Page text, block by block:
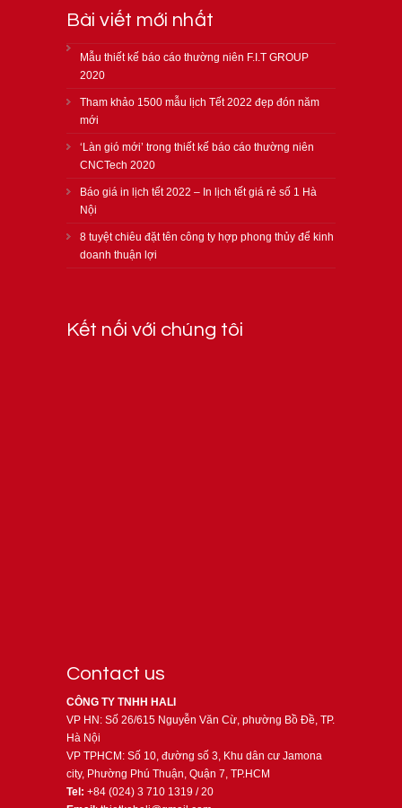
Bài viết mới nhất
Mẫu thiết kế báo cáo thường niên F.I.T GROUP
2020
Tham khảo 1500 mẫu lịch Tết 2022 đẹp đón năm
mới
‘Làn gió mới’ trong thiết kế báo cáo thường niên
CNCTech 2020
Báo giá in lịch tết 2022 – In lịch tết giá rẻ số 1 Hà
Nội
8 tuyệt chiêu đặt tên công ty hợp phong thủy để kinh
doanh thuận lợi
Kết nối với chúng tôi
Contact us
CÔNG TY TNHH HALI
VP HN: Số 26/615 Nguyễn Văn Cừ, phường Bồ Đề, TP.
Hà Nội
VP TPHCM: Số 10, đường số 3, Khu dân cư Jamona
city, Phường Phú Thuận, Quận 7, TP.HCM
Tel: +84 (024) 3 710 1319 / 20